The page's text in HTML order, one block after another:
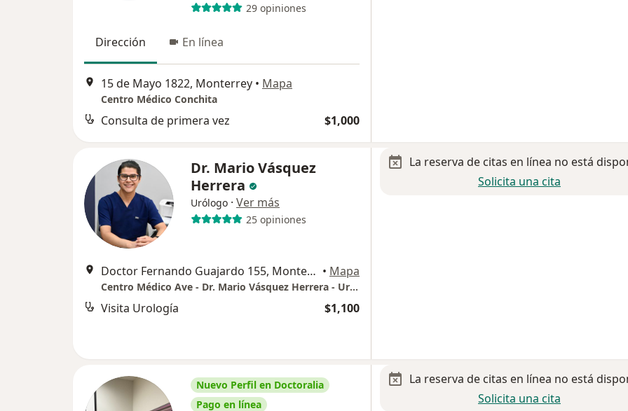
29 opiniones
Dirección En línea
15 de Mayo 1822, Monterrey • Mapa
Centro Médico Conchita
Consulta de primera vez $1,000
Dr. Mario Vásquez
Herrera
Urólogo · Ver más
25 opiniones
Doctor Fernando Guajardo 155, Monterrey • Mapa
Centro Médico Ave - Dr. Mario Vásquez Herrera - Urología
Visita Urología $1,100
La reserva de citas en línea no está
Solicita una cita
Nuevo Perfil en Doctoralia
Pago en línea
La reserva de citas en línea no está
Solicita una cita